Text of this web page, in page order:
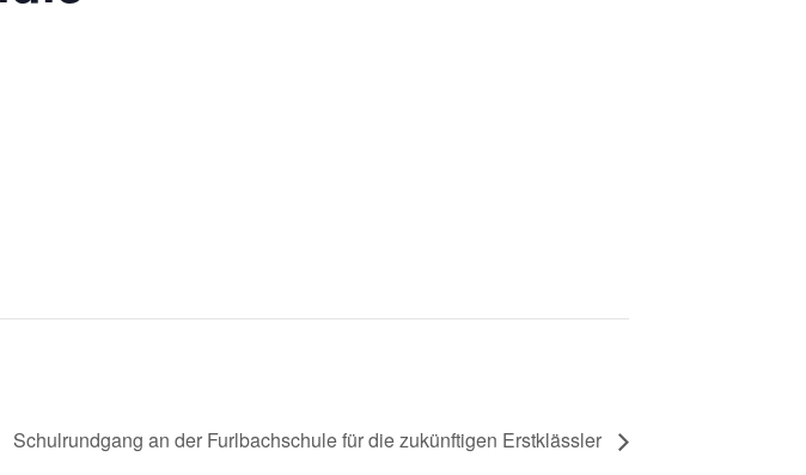
Schulrundgang an der Furlbachschule für die zukünftigen Erstklässler